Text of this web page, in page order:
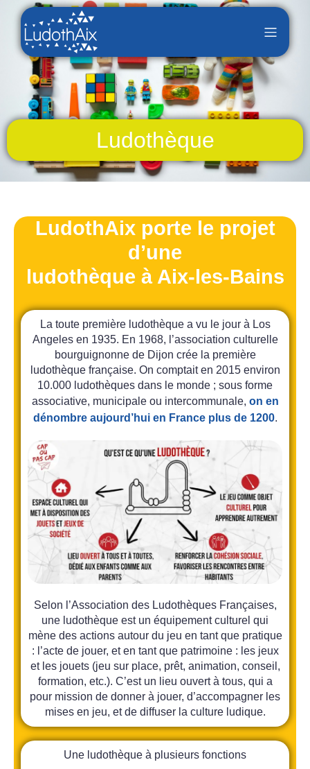
Ludothèque
LudothAix porte le projet
d’une
ludothèque à Aix-les-Bains
La toute première ludothèque a vu le jour à Los
Angeles en 1935. En 1968, l’association culturelle
bourguignonne de Dijon crée la première
ludothèque française. On comptait en 2015 environ
10.000 ludothèques dans le monde ; sous forme
associative, municipale ou intercommunale, on en
dénombre aujourd’hui en France plus de 1200.
Selon l’Association des Ludothèques Françaises,
une ludothèque est un équipement culturel qui
mène des actions autour du jeu en tant que pratique
: l’acte de jouer, et en tant que patrimoine : les jeux
et les jouets (jeu sur place, prêt, animation, conseil,
formation, etc.). C’est un lieu ouvert à tous, qui a
pour mission de donner à jouer, d’accompagner les
mises en jeu, et de diffuser la culture ludique.
Une ludothèque à plusieurs fonctions